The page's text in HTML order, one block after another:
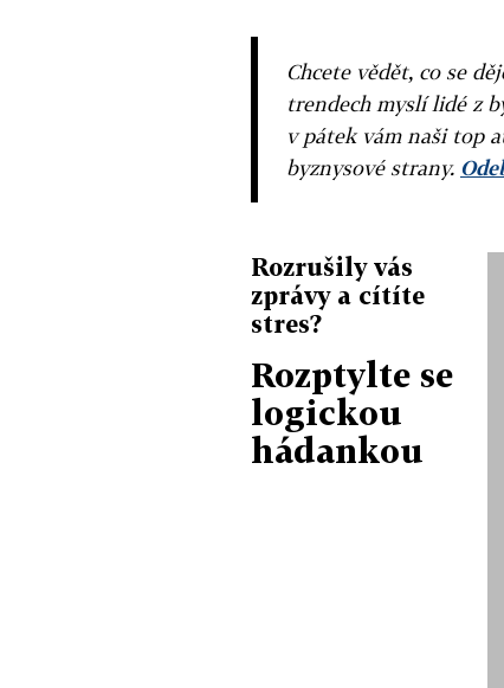
Chcete vědět, co se
trendech myslí lidé z
v pátek vám naši top
byznysové strany.
Rozrušily vás
zprávy a cítíte
stres?
Rozptylte se
logickou
hádankou